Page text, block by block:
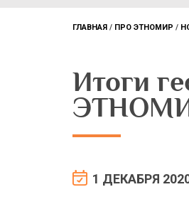
ГЛАВНАЯ ПРО ЭТНОМИР
Итоги
1 ДЕКАБРЯ